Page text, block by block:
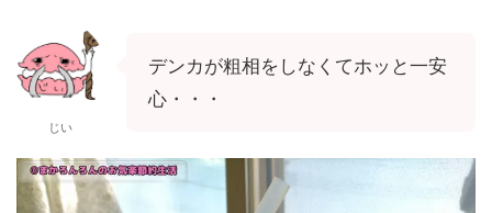
じい
デンカが粗相をしなくてホッと一安
心・・・